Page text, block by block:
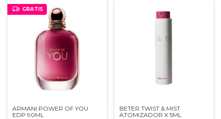
GRATIS
ARMANI POWER OF YOU
EDP 90ML
BETER TWIST & MIST
ATOMIZADOR X 5ML